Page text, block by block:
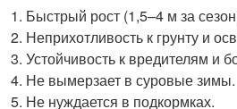
Быстрый рост (1,5–4 м за
Неприхотливость к грунту и
Устойчивость к вредителям и
Не вымерзает в суровые зимы.
Не нуждается в подкормках.